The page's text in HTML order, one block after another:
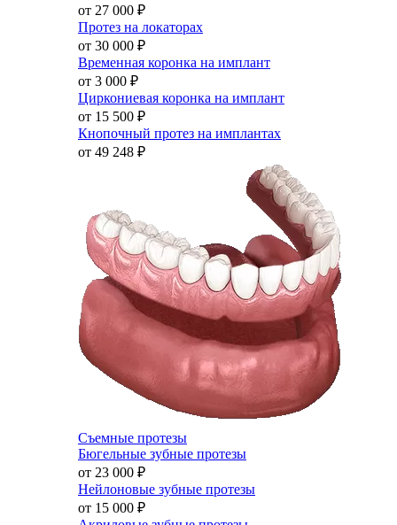
от 27 000 ₽
Протез на локаторах
от 30 000 ₽
Временная коронка на имплант
от 3 000 ₽
Циркониевая коронка на имплант
от 15 500 ₽
Кнопочный протез на имплантах
от 49 248 ₽
Съемные протезы
Бюгельные зубные протезы
от 23 000 ₽
Нейлоновые зубные протезы
от 15 000 ₽